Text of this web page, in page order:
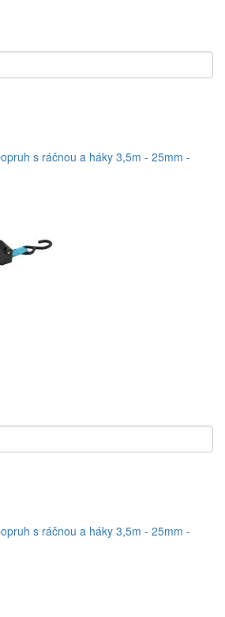
s ráčnou a háky 3,5m - 25mm -
s ráčnou a háky 3,5m - 25mm -